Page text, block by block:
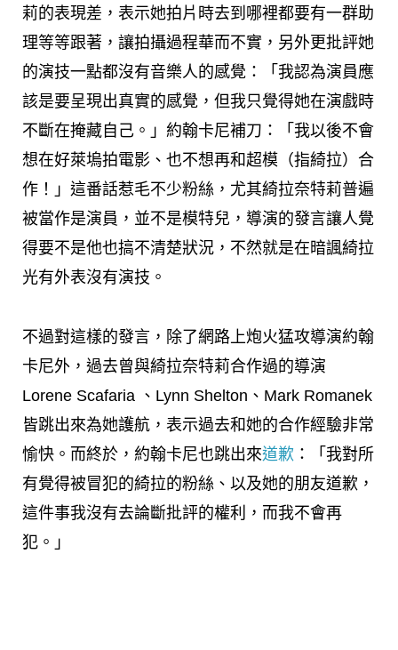
莉的表現差，表示她拍片時去到哪裡都要有一群助
理等等跟著，讓拍攝過程華而不實，另外更批評她
的演技一點都沒有音樂人的感覺：「我認為演員應
該是要呈現出真實的感覺，但我只覺得她在演戲時
不斷在掩藏自己。」約翰卡尼補刀：「我以後不會
想在好萊塢拍電影、也不想再和超模（指綺拉）合
作！」這番話惹毛不少粉絲，尤其綺拉奈特莉普遍
被當作是演員，並不是模特兒，導演的發言讓人覺
得要不是他也搞不清楚狀況，不然就是在暗諷綺拉
光有外表沒有演技。
不過對這樣的發言，除了網路上炮火猛攻導演約翰
卡尼外，過去曾與綺拉奈特莉合作過的導演
Lorene Scafaria 、Lynn Shelton、Mark Romanek
皆跳出來為她護航，表示過去和她的合作經驗非常
愉快。而終於，約翰卡尼也跳出來道歉 ：「我對所
有覺得被冒犯的綺拉的粉絲、以及她的朋友道歉，
這件事我沒有去論斷批評的權利，而我不會再
犯。」